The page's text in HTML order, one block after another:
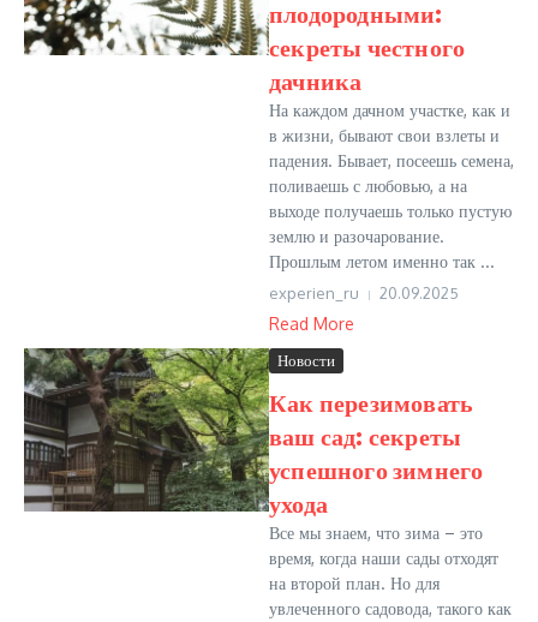
плодородными:
секреты честного
дачника
На каждом дачном участке, как и
в жизни, бывают свои взлеты и
падения. Бывает, посеешь семена,
поливаешь с любовью, а на
выходе получаешь только пустую
землю и разочарование.
Прошлым летом именно так ...
experien_ru 20.09.2025
Read More
Новости
Как перезимовать
ваш сад: секреты
успешного зимнего
ухода
Все мы знаем, что зима – это
время, когда наши сады отходят
на второй план. Но для
увлеченного садовода, такого как